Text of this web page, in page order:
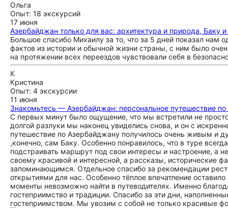
Ольга
Опыт: 18 экскурсий
17 июня
Азербайджан только для вас: архитектура и природа, Баку
Большое спасибо Михаилу за то, что за 5 дней показал
фактов из истории и обычной жизни страны, с ним было
на протяжении всех переездов чувствовали себя в
К
Кристина
Опыт: 4 экскурсии
11 июня
Знакомьтесь — Азербайджан: персональное путешествие
С первых минут было ощущение, что мы встретили не просто
долгой разлуки мы наконец увиделись снова, и он с
путешествие по Азербайджану получилось очень живым и
,конечно, сам Баку. Особенно понравилось, что в туре
подстраивать маршрут под свои интересы и настроение, а
своему красивой и интересной, а рассказы, исторические
запоминающимся. Отдельное спасибо за рекомендации
открытиями для нас. Особенно тёплое впечатление
моменты невозможно найти в путеводителях. Именно
гостеприимство и традиции. Спасибо за эти дни,
гостеприимством. Мы увозим с собой не только красивые